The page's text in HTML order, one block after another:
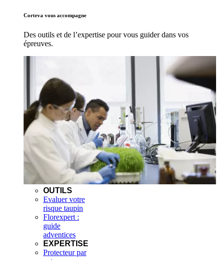
Corteva vous accompagne
Des outils et de l’expertise pour vous guider dans vos
épreuves.
OUTILS
Evaluer votre
risque taupin
Florexpert :
guide
adventices
EXPERTISE
Protecteur par